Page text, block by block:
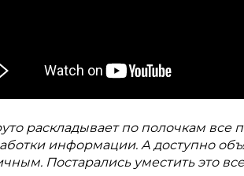
раскладывает по полочкам
информации. А доступно
Постарались уместить это